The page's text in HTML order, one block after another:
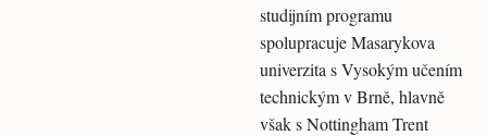
studijním programu
spolupracuje Masarykova
univerzita s Vysokým učením
technickým v Brně, hlavně
však s Nottingham Trent